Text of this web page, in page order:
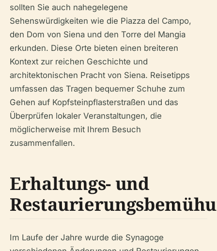
sollten Sie auch nahegelegene
Sehenswürdigkeiten wie die Piazza del Campo,
den Dom von Siena und den Torre del Mangia
erkunden. Diese Orte bieten einen breiteren
Kontext zur reichen Geschichte und
architektonischen Pracht von Siena. Reisetipps
umfassen das Tragen bequemer Schuhe zum
Gehen auf Kopfsteinpflasterstraßen und das
Überprüfen lokaler Veranstaltungen, die
möglicherweise mit Ihrem Besuch
zusammenfallen.
Erhaltungs- und
Im Laufe der Jahre wurde die Synagoge